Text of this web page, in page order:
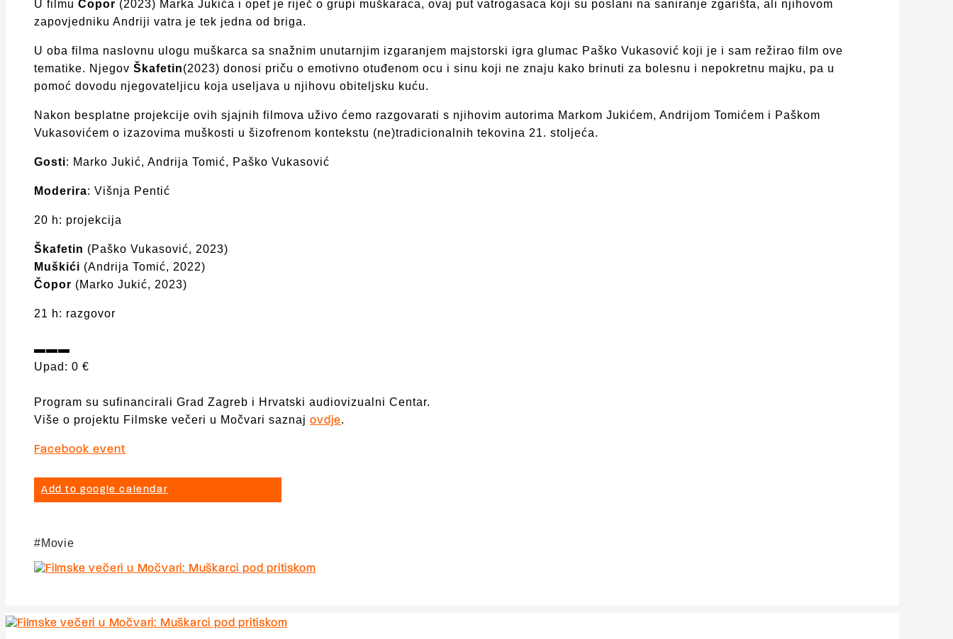
U filmu Čopor (2023) Marka Jukića i opet je riječ o grupi muškaraca, ovaj put vatrogasaca koji su poslani na saniranje zgarišta, ali njihovom
zapovjedniku Andriji vatra je tek jedna od briga.
U oba filma naslovnu ulogu muškarca sa snažnim unutarnjim izgaranjem majstorski igra glumac Paško Vukasović koji je i sam režirao film ove
tematike. Njegov Škafetin(2023) donosi priču o emotivno otuđenom ocu i sinu koji ne znaju kako brinuti za bolesnu i nepokretnu majku, pa u
pomoć dovodu njegovateljicu koja useljava u njihovu obiteljsku kuću.
Nakon besplatne projekcije ovih sjajnih filmova uživo ćemo razgovarati s njihovim autorima Markom Jukićem, Andrijom Tomićem i Paškom
Vukasovićem o izazovima muškosti u šizofrenom kontekstu (ne)tradicionalnih tekovina 21. stoljeća.
Gosti: Marko Jukić, Andrija Tomić, Paško Vukasović
Moderira: Višnja Pentić
20 h: projekcija
Škafetin (Paško Vukasović, 2023)
Muškići (Andrija Tomić, 2022)
Čopor (Marko Jukić, 2023)
21 h: razgovor
▬▬▬
Upad: 0 €
Program su sufinancirali Grad Zagreb i Hrvatski audiovizualni Centar.
Više o projektu Filmske večeri u Močvari saznaj ovdje.
Facebook event
Add to google calendar
Movie